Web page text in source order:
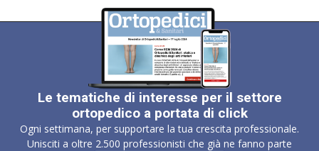
Le tematiche di interesse per il settore
ortopedico a portata di click
Ogni settimana, per supportare la tua crescita professionale.
Unisciti a oltre 2.500 professionisti che già ne fanno parte